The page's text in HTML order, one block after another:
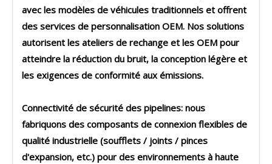
avec les modèles de véhicules traditionnels et offrent
des services de personnalisation OEM. Nos solutions
autorisent les ateliers de rechange et les OEM pour
atteindre la réduction du bruit, la conception légère et
les exigences de conformité aux émissions.
Connectivité de sécurité des pipelines: nous
fabriquons des composants de connexion flexibles de
qualité industrielle (soufflets / joints / pinces
d'expansion, etc.) pour des environnements à haute